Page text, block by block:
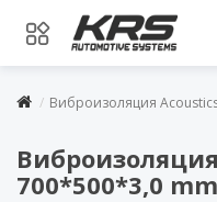
Виброизоляция
700*500*3,0 mm